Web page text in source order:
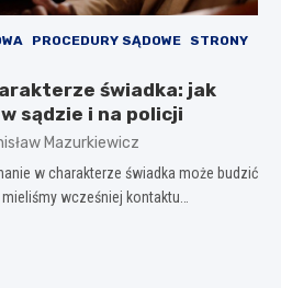
PROCEDURY SĄDOWE
STRONY
świadka: jak
sądzie i na policji
Mazurkiewicz
w charakterze świadka może budzić
wcześniej kontaktu…